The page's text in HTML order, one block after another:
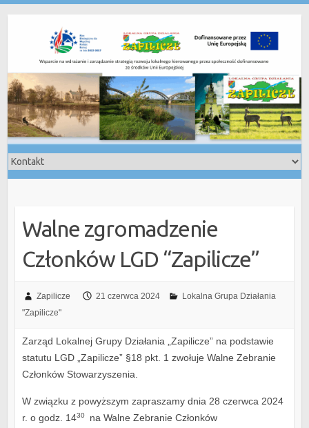
Walne zgromadzenie
Członków LGD “Zapilicze”
Zapilicze 21 czerwca 2024
Lokalna Grupa Działania
"Zapilicze"
Zarząd Lokalnej Grupy Działania „Zapilicze” na podstawie
statutu LGD „Zapilicze” §18 pkt. 1 zwołuje Walne Zebranie
Członków Stowarzyszenia.
W związku z powyższym zapraszamy dnia 28 czerwca 2024
r. o godz. 1430
na Walne Zebranie Członków